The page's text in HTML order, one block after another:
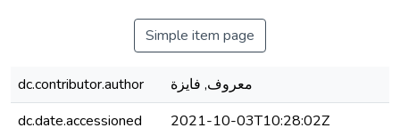
Simple item page
dc.contributor.author
معروف, فايزة
dc.date.accessioned
2021-10-03T10:28:02Z